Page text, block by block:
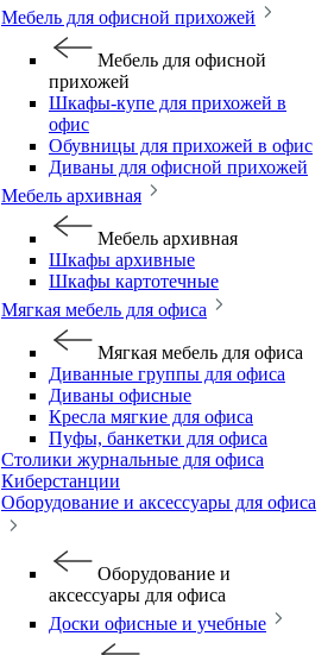
Мебель для офисной прихожей
Мебель для офисной
прихожей
Шкафы-купе для прихожей в
офис
Обувницы для прихожей в офис
Диваны для офисной прихожей
Мебель архивная
Мебель архивная
Шкафы архивные
Шкафы картотечные
Мягкая мебель для офиса
Мягкая мебель для офиса
Диванные группы для офиса
Диваны офисные
Кресла мягкие для офиса
Пуфы, банкетки для офиса
Столики журнальные для офиса
Киберстанции
Оборудование и аксессуары для офиса
Оборудование и
аксессуары для офиса
Доски офисные и учебные